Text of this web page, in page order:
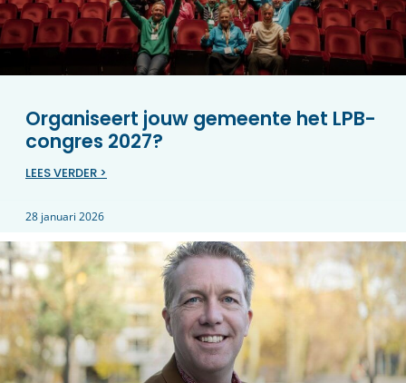
Organiseert jouw gemeente het LPB-
congres 2027?
LEES VERDER >
28 januari 2026